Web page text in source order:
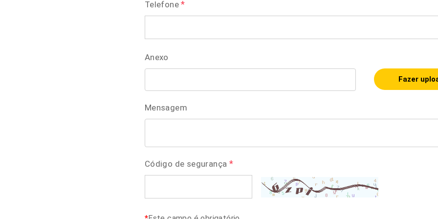
Telefone *
Anexo
Fazer
Mensagem
Código de segurança *